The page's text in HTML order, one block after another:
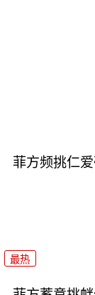
菲方频挑仁
最热